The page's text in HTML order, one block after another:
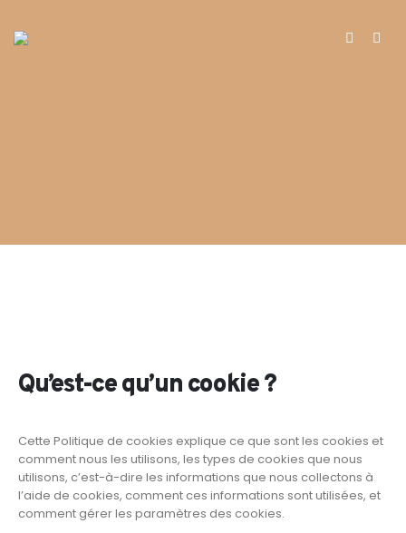
Qu’est-ce qu’un cookie ?
Cette Politique de cookies explique ce que sont les cookies et
comment nous les utilisons, les types de cookies que nous
utilisons, c’est-à-dire les informations que nous collectons à
l’aide de cookies, comment ces informations sont utilisées, et
comment gérer les paramètres des cookies.